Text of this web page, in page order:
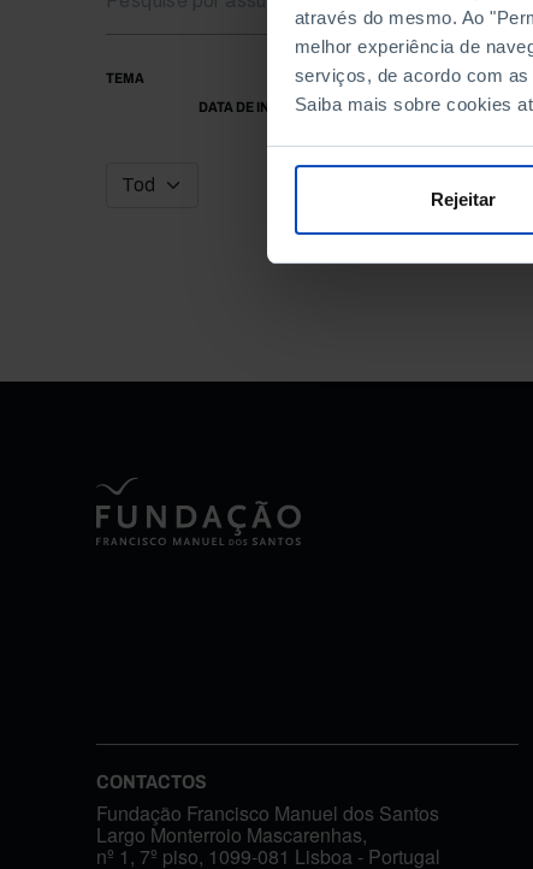
através do mesmo. Ao
melhor experiência de
serviços, de acordo com
Saiba mais sobre cookies
Rejeitar
TEMA
DATA DE INÍCIO
CONTACTOS
Fundação Francisco Manuel dos Santos
Largo Monterroio Mascarenhas,
nº 1, 7º piso, 1099-081 Lisboa - Portugal